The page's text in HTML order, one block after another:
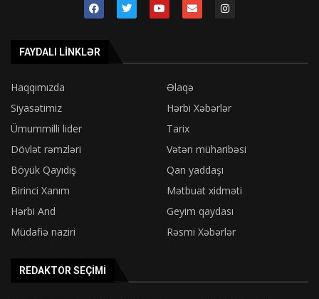
FAYDALI LINKLƏR
Haqqımızda
Əlaqə
Siyasətimiz
Hərbi Xəbərlər
Ümummilli lider
Tarix
Dövlət rəmzləri
Vətən müharibəsi
Böyük Qayıdış
Qan yaddaşı
Birinci Xanım
Mətbuat xidməti
Hərbi And
Geyim qaydası
Müdafiə naziri
Rəsmi Xəbərlər
REDAKTOR SEÇIMI